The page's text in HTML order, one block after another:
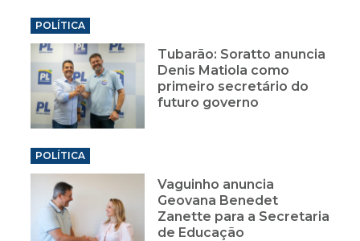
POLÍTICA
Tubarão: Soratto anuncia
Denis Matiola como
primeiro secretário do
futuro governo
POLÍTICA
Vaguinho anuncia
Geovana Benedet
Zanette para a Secretaria
de Educação